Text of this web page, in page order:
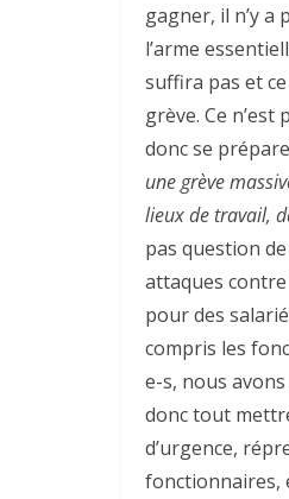
gagner, il n’y a
l’arme
suffira pas et
grève. Ce
donc se
une grève
lieux de travail,
pas question
attaques
pour des
compris les
e-s, nous
donc tout
d’urgence,
fonctionnaires,